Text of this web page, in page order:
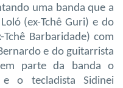
uma banda que a
(ex-Tchê Guri) e do
Barbaridade) com
e do guitarrista
parte da banda o
e o tecladista Sidinei